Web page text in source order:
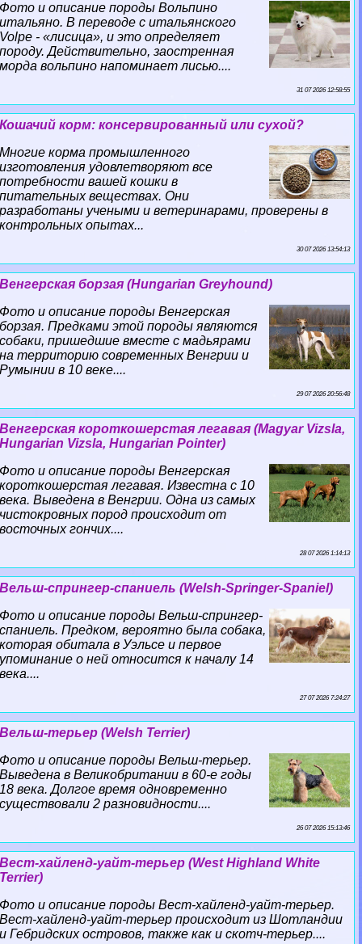
Фото и описание породы Вольпино
итальяно. В переводе с итальянского
Volpe - «лисица», и это определяет
породу. Действительно, заостренная
морда вольпино напоминает лисью....
31 07 2026 12:58:55
Кошачий корм: консервированный или сухой?
Многие корма промышленного
изготовления удовлетворяют все
потребности вашей кошки в
питательных веществах. Они
разработаны учеными и ветеринарами, проверены в
контрольных опытах...
30 07 2026 13:54:13
Венгерская борзая (Hungarian Greyhound)
Фото и описание породы Венгерская
борзая. Предками этой породы являются
собаки, пришедшие вместе с мадьярами
на территорию современных Венгрии и
Румынии в 10 веке....
29 07 2026 20:56:48
Венгерская короткошерстая легавая (Magyar Vizsla,
Hungarian Vizsla, Hungarian Pointer)
Фото и описание породы Венгерская
короткошерстая легавая. Известна с 10
века. Выведена в Венгрии. Одна из самых
чистокровных пород происходит от
восточных гончих....
28 07 2026 1:14:13
Вельш-спрингер-спаниель (Welsh-Springer-Spaniel)
Фото и описание породы Вельш-спрингер-
спаниель. Предком, вероятно была собака,
которая обитала в Уэльсе и первое
упоминание о ней относится к началу 14
века....
27 07 2026 7:24:27
Вельш-терьер (Welsh Terrier)
Фото и описание породы Вельш-терьер.
Выведена в Великобритании в 60-е годы
18 века. Долгое время одновременно
существовали 2 разновидности....
26 07 2026 15:13:46
Вест-хайленд-уайт-терьер (West Highland White
Terrier)
Фото и описание породы Вест-хайленд-уайт-терьер.
Вест-хайленд-уайт-терьер происходит из Шотландии
и Гебридских островов, также как и скотч-терьер....